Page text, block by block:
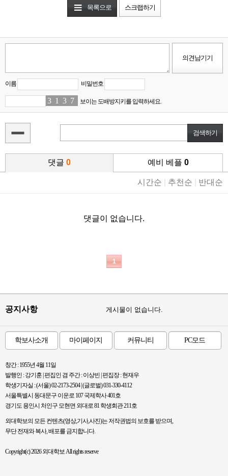
목록으로 스크랩하기
이름 비밀번호
33 1 30 73 보이는 도배방지키를 입력하세요.
댓글 0 예비 베플 0
시간순 추천순 반대순
댓글이 없습니다.
1
공지사항 게시물이 없습니다.
학보사소개 마이페이지 커뮤니티 PC모드
창간 : 1955년 4월 11일
발행인 : 강기훈 | 편집인 겸 주간 : 이상빈 | 편집장 : 현재우
학생기자실 : (서울) 02-2173-2504 | (글로벌) 031-330-4112
서울특별시 동대문구 이운로 107 국제학사 401호
경기도 용인시 처인구 모현면 외대로 81 학생회관 211호
외대학보의 모든 컨텐츠(영상,기사,사진)는 저작권법의 보호를 받으며,
무단 전재와 복사, 배포를 금지합니다.
Copyright(c) 2026 외대학보 All rights reserve